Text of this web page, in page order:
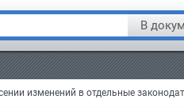
В
предназначенного
принятых на воспитание в
словами ", расторжение и
для проживания детей-
оставшихся без